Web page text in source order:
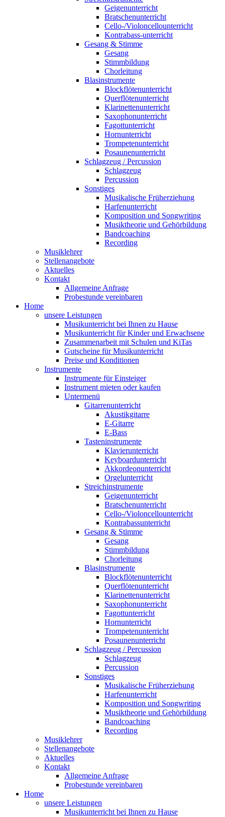
Geigenunterricht
Bratschenunterricht
Cello-/Violoncellounterricht
Kontrabass-unterricht
Gesang & Stimme
Gesang
Stimmbildung
Chorleitung
Blasinstrumente
Blockflötenunterricht
Querflötenunterricht
Klarinettenunterricht
Saxophonunterricht
Fagottunterricht
Hornunterricht
Trompetenunterricht
Posaunenunterricht
Schlagzeug / Percussion
Schlagzeug
Percussion
Sonstiges
Musikalische Früherziehung
Harfenunterricht
Komposition und Songwriting
Musiktheorie und Gehörbildung
Bandcoaching
Recording
Musiklehrer
Stellenangebote
Aktuelles
Kontakt
Allgemeine Anfrage
Probestunde vereinbaren
Home
unsere Leistungen
Musikunterricht bei Ihnen zu Hause
Musikunterricht für Kinder und Erwachsene
Zusammenarbeit mit Schulen und KiTas
Gutscheine für Musikunterricht
Preise und Konditionen
Instrumente
Instrumente für Einsteiger
Instrument mieten oder kaufen
Untermenü
Gitarrenunterricht
Akustikgitarre
E-Gitarre
E-Bass
Tasteninstrumente
Klavierunterricht
Keyboardunterricht
Akkordeonunterricht
Orgelunterricht
Streichinstrumente
Geigenunterricht
Bratschenunterricht
Cello-/Violoncellounterricht
Kontrabassunterricht
Gesang & Stimme
Gesang
Stimmbildung
Chorleitung
Blasinstrumente
Blockflötenunterricht
Querflötenunterricht
Klarinettenunterricht
Saxophonunterricht
Fagottunterricht
Hornunterricht
Trompetenunterricht
Posaunenunterricht
Schlagzeug / Percussion
Schlagzeug
Percussion
Sonstiges
Musikalische Früherziehung
Harfenunterricht
Komposition und Songwriting
Musiktheorie und Gehörbildung
Bandcoaching
Recording
Musiklehrer
Stellenangebote
Aktuelles
Kontakt
Allgemeine Anfrage
Probestunde vereinbaren
Home
unsere Leistungen
Musikunterricht bei Ihnen zu Hause